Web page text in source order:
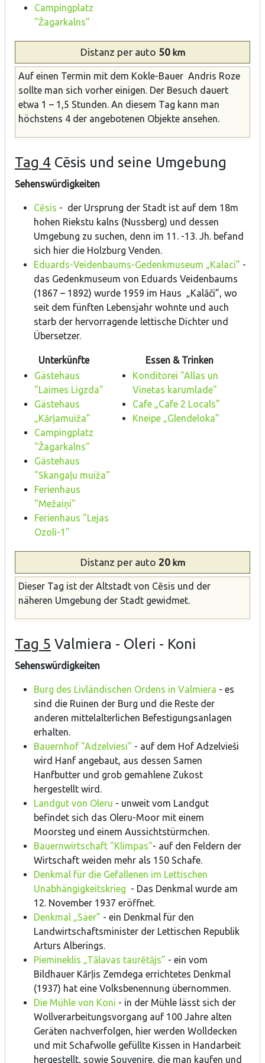
Campingplatz
"Žagarkalns"
Distanz per auto 50km
Auf einen Termin mit dem Kokle-Bauer Andris Roze
sollte man sich vorher einigen. Der Besuch dauert
etwa 1 – 1,5 Stunden. An diesem Tag kann man
höchstens 4 der angebotenen Objekte ansehen.
Tag 4 Cēsis und seine Umgebung
Sehenswürdigkeiten
Cēsis - der Ursprung der Stadt ist auf dem 18m
hohen Riekstu kalns (Nussberg) und dessen
Umgebung zu suchen, denn im 11. -13. Jh. befand
sich hier die Holzburg Venden.
Eduards-Veidenbaums-Gedenkmuseum „Kalaci” -
das Gedenkmuseum von Eduards Veidenbaums
(1867 – 1892) wurde 1959 im Haus „Kalāči”, wo
seit dem fünften Lebensjahr wohnte und auch
starb der hervorragende lettische Dichter und
Übersetzer.
Unterkünfte
Essen & Trinken
Gästehaus
"Laimes Ligzda"
Gästehaus
„Kārļamuiža”
Campingplatz
"Žagarkalns"
Gästehaus
"Skangaļu muiža"
Ferienhaus
"Mežaiņi"
Ferienhaus "Lejas
Ozoli-1"
Konditorei "Allas un
Vinetas karumlade"
Cafe „Cafe 2 Locals”
Kneipe „Glendeloka”
Distanz per auto 20km
Dieser Tag ist der Altstadt von Cēsis und der
näheren Umgebung der Stadt gewidmet.
Tag 5 Valmiera - Oleri - Koni
Sehenswürdigkeiten
Burg des Livländischen Ordens in Valmiera - es
sind die Ruinen der Burg und die Reste der
anderen mittelalterlichen Befestigungsanlagen
erhalten.
Bauernhof "Adzelviesi" - auf dem Hof Adzelvieši
wird Hanf angebaut, aus dessen Samen
Hanfbutter und grob gemahlene Zukost
hergestellt wird.
Landgut von Oleru - unweit vom Landgut
befindet sich das Oleru-Moor mit einem
Moorsteg und einem Aussichtstürmchen.
Bauernwirtschaft "Klimpas"- auf den Feldern der
Wirtschaft weiden mehr als 150 Schafe.
Denkmal für die Gefallenen im Lettischen
Unabhängigkeitskrieg - Das Denkmal wurde am
12. November 1937 eröffnet.
Denkmal „Säer” - ein Denkmal für den
Landwirtschaftsminister der Lettischen Republik
Arturs Alberings.
Piemineklis „Tālavas taurētājs” - ein vom
Bildhauer Kārļis Zemdega errichtetes Denkmal
(1937) hat eine Volksbenennung übernommen.
Die Mühle von Koni - in der Mühle lässt sich der
Wollverarbeitungsvorgang auf 100 Jahre alten
Geräten nachverfolgen, hier werden Wolldecken
und mit Schafwolle gefüllte Kissen in Handarbeit
hergestellt, sowie Souvenire, die man kaufen und